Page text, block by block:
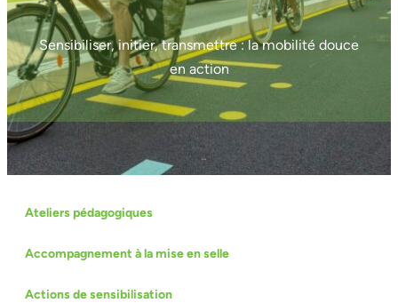
Sensibiliser, initier, transmettre : la mobilité douce
en action
Ateliers pédagogiques
Accompagnement à la mise en selle
Actions de sensibilisation